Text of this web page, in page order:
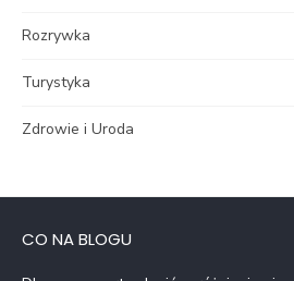
Rozrywka
Turystyka
Zdrowie i Uroda
CO NA BLOGU